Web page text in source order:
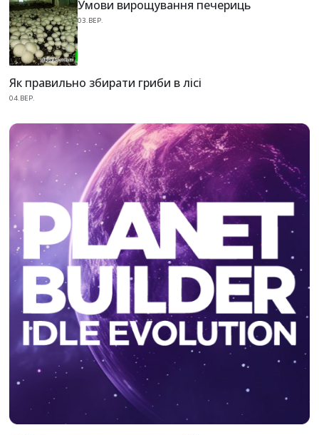
Умови вирощування печериць
03.ВЕР.
Як правильно збирати гриби в лісі
04.ВЕР.